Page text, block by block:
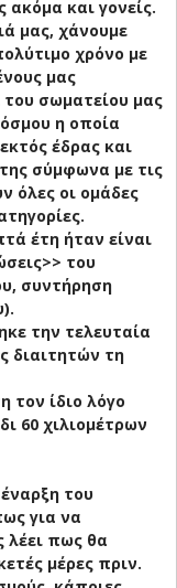
ακόμα και γονείς.
μας, χάνουμε
χρόνο με
μας
σωματείου μας
η οποία
έδρας και
σύμφωνα με τις
όλες οι ομάδες
έτη ήταν είναι
του
συντήρηση
την τελευταία
διαιτητών τη
τον ίδιο λόγο
60 χιλιομέτρων
του
για να
λέει πως θα
μέρες πριν.